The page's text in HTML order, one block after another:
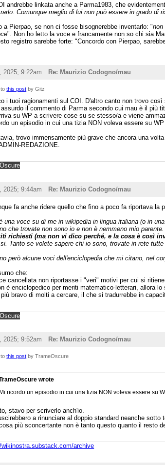
andrebbe linkata anche a Parma1983, che
Comunque meglio di lui non può essere in grado di
a Pierpao, se non ci fosse bisognerebbe inventarlo: "non
". Non ho letto la voce e francamente non so chi sia
registro sarebbe forte: "Concordo con Pierpao,
2025; 9:22am Re: Maurizio Codogno/mau
tothis post by Gitz
i tuoi ragionamenti sul COI. D'altro canto non trovo
assurdo il commento di Parma secondo cui mau è il più
su WP a scrivere cose su se stesso/a e viene
un episodio in cui una tizia NON voleva essere su
trovo immensamente più grave che ancora una
REDAZIONE.
Oscure
2025; 9:44am Re: Maurizio Codogno/mau
fa anche ridere quello che fino a poco fa riportava la
una voce su di me in wikipedia in lingua italiana (o in
che trovate non sono io e non è nemmeno mio
richiesti (ma non vi dico perché, e la cosa è così
Tanto se volete sapere chi io sono, trovate in rete
però alcune voci dell'enciclopedia che mi citano, nel
che:
cancellata non riportasse i "veri" motivi per cui si
è enciclopedico per meriti matematico-letterari, allora
bravo di molti a cercare, il che si tradurrebbe in
Oscure
2025; 9:52am Re: Maurizio Codogno/mau
tothis post by TrameOscure
wrote
Mi ricordo un episodio in cui una tizia NON voleva essere su
stavo per scriverlo anch'io.
a rinunciare al doppio standard neanche sotto
più sconcertante non è tanto questo quanto il resto
wikinostra.substack.com/archive